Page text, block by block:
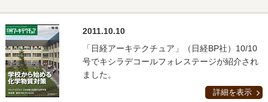
2011.10.10
「日経アーキテクチュア」（日経BP社）10/10
号でキシラデコールフォレステージが紹介され
ました。
詳細を表示